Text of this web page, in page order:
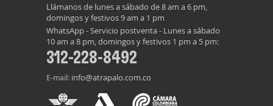
Llámanos de lunes a sábado de 8 am a 6 pm,
domingos y festivos 9 am a 1 pm
WhatsApp - Servicio postventa - Lunes a sábado
10 am a 8 pm, domingos y festivos 1 pm a 5 pm:
312-228-8492
E-mail: info@atrapalo.com.co